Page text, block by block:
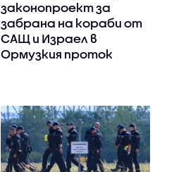
законопроект за
забрана на кораби от
САЩ и Израел в
Ормузкия проток